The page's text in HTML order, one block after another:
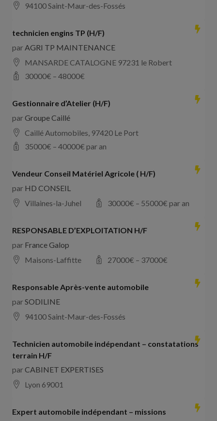
94100 Saint-Maur-des-Fossés
technicien engins TP (H/F)
parAGRI TP MAINTENANCE
MANSARDE CATALOGNE 97231 le Robert
30000€ – 48000€
Gestionnaire d’Atelier (H/F)
parGroupe Caillé
Caillé Automobiles, 97420 Le Port
35000€ – 40000€ par an
Vendeur Conseil Matériel Agricole ( H/F)
par HD CONSEIL
Villaines-la-Juhel
30000€ – 55000€ par an
RESPONSABLE D’EXPLOITATION H/F
par France Galop
Maisons-Laffitte
27000€ – 37000€
Responsable Après-vente automobile
parSODILINE
94100 Saint-Maur-des-Fossés
Technicien automobile indépendant – constatations
terrain H/F
parCABINET EXPERTISES
Lyon 69001
Expert automobile indépendant – missions